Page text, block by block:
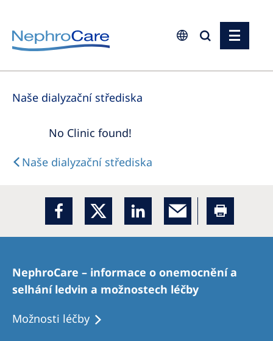
Europe
Czech Republic
Israel
Netherlands
Poland
Romania
Naše dialyzační střediska
No Clinic found!
Naše dialyzační střediska
NephroCare – informace o onemocnění a
selhání ledvin a možnostech léčby
Možnosti léčby